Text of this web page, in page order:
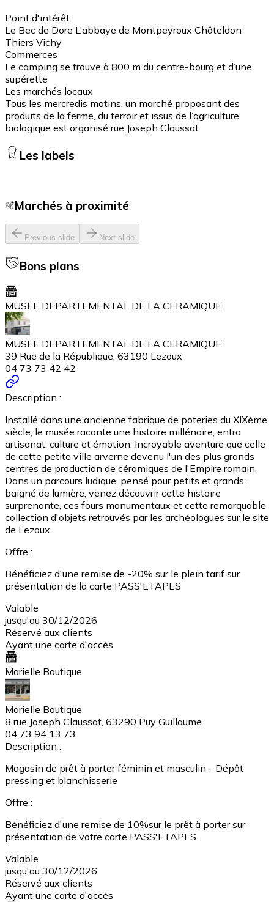
Point d'intérêt
Le Bec de Dore L’abbaye de Montpeyroux Châteldon
Thiers Vichy
Commerces
Le camping se trouve à 800 m du centre-bourg et d’une
supérette
Les marchés locaux
Tous les mercredis matins, un marché proposant des
produits de la ferme, du terroir et issus de l’agriculture
biologique est organisé rue Joseph Claussat
Les labels
Marchés à proximité
Previous slide Next slide
Bons plans
MUSEE DEPARTEMENTAL DE LA CERAMIQUE
MUSEE DEPARTEMENTAL DE LA CERAMIQUE
39 Rue de la République, 63190 Lezoux
04 73 73 42 42
Description :
Installé dans une ancienne fabrique de poteries du XIXème
siècle, le musée raconte une histoire millénaire, entra
artisanat, culture et émotion. Incroyable aventure que celle
de cette petite ville arverne devenu l'un des plus grands
centres de production de céramiques de l'Empire romain.
Dans un parcours ludique, pensé pour petits et grands,
baigné de lumière, venez découvrir cette histoire
surprenante, ces fours monumentaux et cette remarquable
collection d'objets retrouvés par les archéologues sur le site
de Lezoux
Offre :
Bénéficiez d'une remise de -20% sur le plein tarif sur
présentation de la carte PASS'ETAPES
Valable
jusqu'au 30/12/2026
Réservé aux clients
Ayant une carte d'accès
Marielle Boutique
Marielle Boutique
8 rue Joseph Claussat, 63290 Puy Guillaume
04 73 94 13 73
Description :
Magasin de prêt à porter féminin et masculin - Dépôt
pressing et blanchisserie
Offre :
Bénéficiez d'une remise de 10%sur le prêt à porter sur
présentation de votre carte PASS'ETAPES.
Valable
jusqu'au 30/12/2026
Réservé aux clients
Ayant une carte d'accès